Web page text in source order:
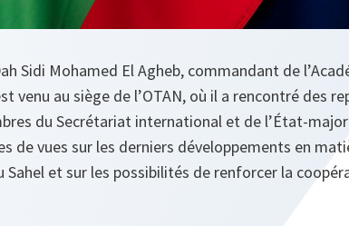
Sidi Mohamed El Agheb, commandant de
venu au siège de l’OTAN, où il a rencontré des
du Secrétariat international et de l’État-
de vues sur les derniers développements en
Sahel et sur les possibilités de renforcer la